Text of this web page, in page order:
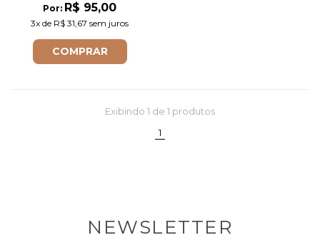
Por: R$ 95,00
3x de R$ 31,67 sem juros
COMPRAR
Exibindo 1 de 1 produtos
1
NEWSLETTER